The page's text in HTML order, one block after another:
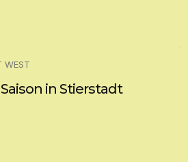
WEST
in Stierstadt